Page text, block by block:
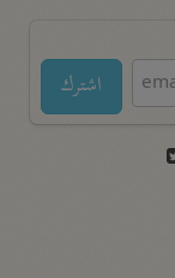
اشترك